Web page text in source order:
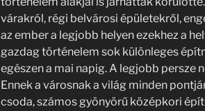
várakról, régi belvárosi épületekről,
az ember a legjobb helyen ezekhez a
gazdag történelem sok különleges
egészen a mai napig. A legjobb persze
Ennek a városnak a világ minden
csoda, számos gyönyörű középkori